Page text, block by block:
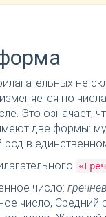
не
по
Это означает,
две формы:
в
число:
число, Средний